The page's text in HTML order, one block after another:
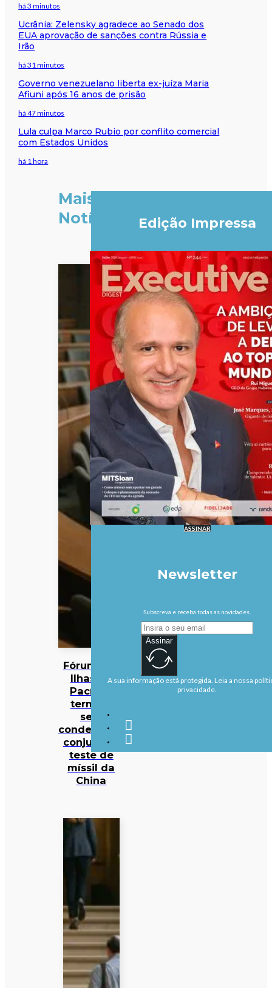
há 3 minutos
Ucrânia: Zelensky agradece ao Senado dos
EUA aprovação de sanções contra Rússia e
Irão
há 31 minutos
Governo venezuelano liberta ex-juíza Maria
Afiuni após 16 anos de prisão
há 47 minutos
Lula culpa Marco Rubio por conflito comercial
com Estados Unidos
há 1 hora
Mais
Notícias
Fórum das
Ilhas do
Pacífico
termina
sem
condenação
conjunta a
teste de
míssil da
China
Edição Impressa
ASSINAR
Newsletter
Subscreva e receba todas as novidades.
Assinar
A sua informação está protegida. Leia a nossa
privacidade.